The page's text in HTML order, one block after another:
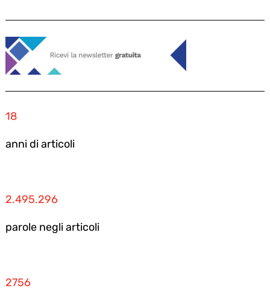
18
anni di articoli
2.495.296
parole negli articoli
2756